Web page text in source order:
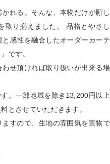
れる。そんな、本物だけが願し
取り揃えました。 品格とやさし
感性を融合したオーダーカーテ
です。
せ頂ければ取り扱いが出来る場
。一部地域を除き13,200円以上
とさせていただきます。
すので、生地の雰囲気を実物で